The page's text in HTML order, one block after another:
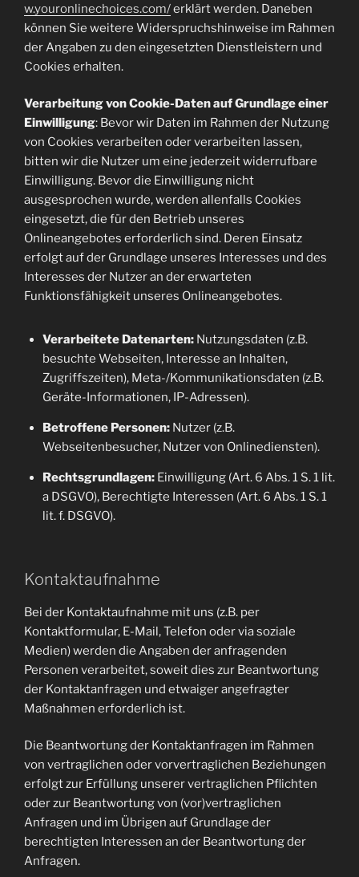
w.youronlinechoices.com/erklärt werden. Daneben
können Sie weitere Widerspruchshinweise im Rahmen
der Angaben zu den eingesetzten Dienstleistern und
Cookies erhalten.
Verarbeitung von Cookie-Daten auf Grundlage einer
Einwilligung: Bevor wir Daten im Rahmen der Nutzung
von Cookies verarbeiten oder verarbeiten lassen,
bitten wir die Nutzer um eine jederzeit widerrufbare
Einwilligung. Bevor die Einwilligung nicht
ausgesprochen wurde, werden allenfalls Cookies
eingesetzt, die für den Betrieb unseres
Onlineangebotes erforderlich sind. Deren Einsatz
erfolgt auf der Grundlage unseres Interesses und des
Interesses der Nutzer an der erwarteten
Funktionsfähigkeit unseres Onlineangebotes.
Verarbeitete Datenarten:Nutzungsdaten (z.B.
besuchte Webseiten, Interesse an Inhalten,
Zugriffszeiten), Meta-/Kommunikationsdaten (z.B.
Geräte-Informationen, IP-Adressen).
Betroffene Personen:Nutzer (z.B.
Webseitenbesucher, Nutzer von Onlinediensten).
Rechtsgrundlagen:Einwilligung (Art. 6 Abs. 1 S. 1 lit.
a DSGVO), Berechtigte Interessen (Art. 6 Abs. 1 S. 1
lit. f. DSGVO).
Kontaktaufnahme
Bei der Kontaktaufnahme mit uns (z.B. per
Kontaktformular, E-Mail, Telefon oder via soziale
Medien) werden die Angaben der anfragenden
Personen verarbeitet, soweit dies zur Beantwortung
der Kontaktanfragen und etwaiger angefragter
Maßnahmen erforderlich ist.
Die Beantwortung der Kontaktanfragen im Rahmen
von vertraglichen oder vorvertraglichen Beziehungen
erfolgt zur Erfüllung unserer vertraglichen Pflichten
oder zur Beantwortung von (vor)vertraglichen
Anfragen und im Übrigen auf Grundlage der
berechtigten Interessen an der Beantwortung der
Anfragen.